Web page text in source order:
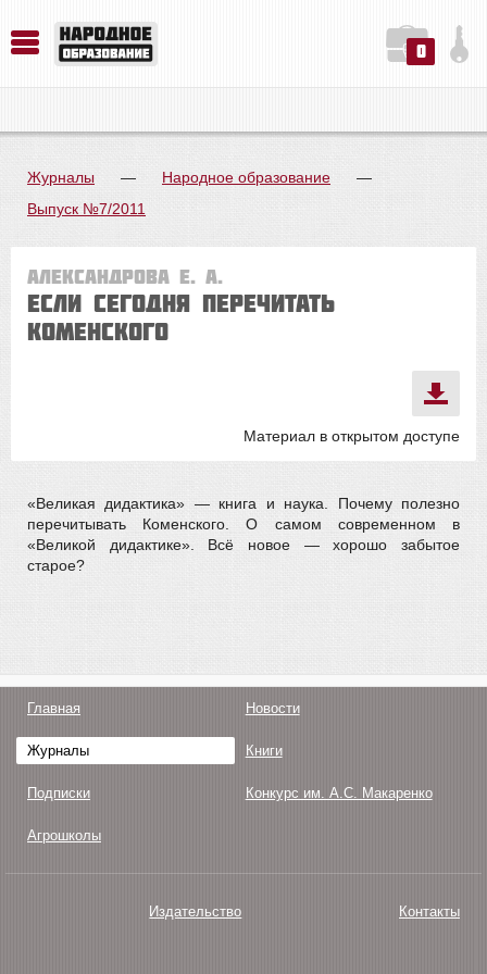
0
Журналы — Народное образование
—
Выпуск №7/2011
Александрова Е. А.
Если сегодня перечитать
Коменского
Материал в открытом доступе
«Великая дидактика» — книга и наука. Почему полезно
перечитывать Коменского. О самом современном в
«Великой дидактике». Всё новое — хорошо забытое
старое?
Главная Новости
Журналы Книги
Подписки Конкурс им. А.С. Макаренко
Агрошколы
Издательство Контакты